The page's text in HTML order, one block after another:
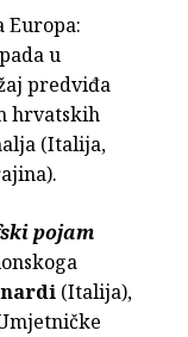
Europa:
u
predviđa
hrvatskih
(Italija,
pojam
(Italija),